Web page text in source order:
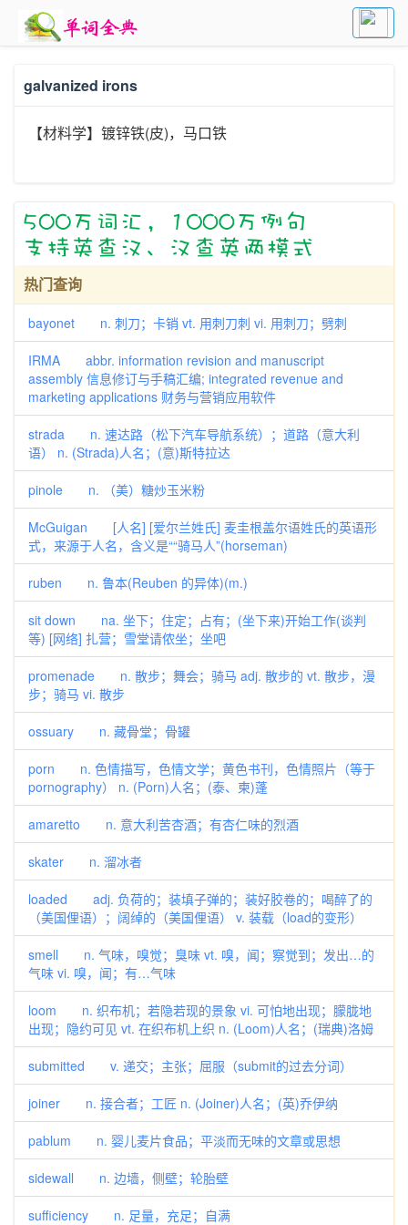
galvanized irons
【材料学】镀锌铁(皮)，马口铁
热门查询
bayonet n. 刺刀；卡销 vt. 用刺刀刺 vi. 用刺刀；劈刺
IRMA abbr. information revision and manuscript
assembly 信息修订与手稿汇编; integrated revenue and
marketing applications 财务与营销应用软件
strada n. 速达路（松下汽车导航系统）；道路（意大利
语） n. (Strada)人名；(意)斯特拉达
pinole n. （美）糖炒玉米粉
McGuigan [人名] [爱尔兰姓氏] 麦圭根盖尔语姓氏的英语形
式，来源于人名，含义是““骑马人”(horseman)
ruben n. 鲁本(Reuben 的异体)(m.)
sit down na. 坐下；住定；占有；(坐下来)开始工作(谈判
等) [网络] 扎营；雪堂请侬坐；坐吧
promenade n. 散步；舞会；骑马 adj. 散步的 vt. 散步，漫
步；骑马 vi. 散步
ossuary n. 藏骨堂；骨罐
porn n. 色情描写，色情文学；黄色书刊，色情照片（等于
pornography） n. (Porn)人名；(泰、柬)蓬
amaretto n. 意大利苦杏酒；有杏仁味的烈酒
skater n. 溜冰者
loaded adj. 负荷的；装填子弹的；装好胶卷的；喝醉了的
（美国俚语）；阔绰的（美国俚语） v. 装载（load的变形）
smell n. 气味，嗅觉；臭味 vt. 嗅，闻；察觉到；发出…的
气味 vi. 嗅，闻；有…气味
loom n. 织布机；若隐若现的景象 vi. 可怕地出现；朦胧地
出现；隐约可见 vt. 在织布机上织 n. (Loom)人名；(瑞典)洛姆
submitted v. 递交；主张；屈服（submit的过去分词）
joiner n. 接合者；工匠 n. (Joiner)人名；(英)乔伊纳
pablum n. 婴儿麦片食品；平淡而无味的文章或思想
sidewall n. 边墙，侧壁；轮胎壁
sufficiency n. 足量，充足；自满